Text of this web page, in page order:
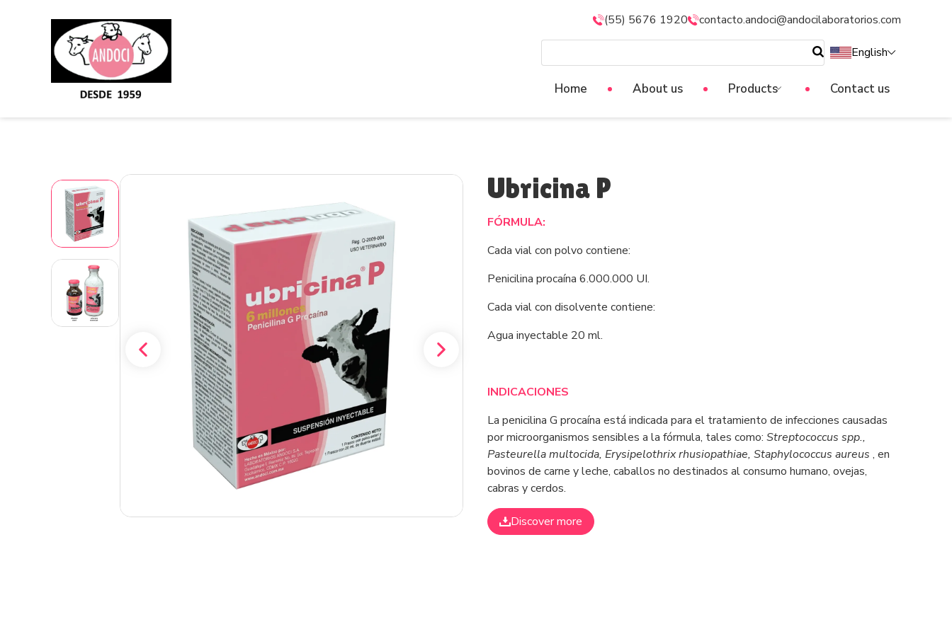
(55) 5676 1920 contacto.andoci@andocilaboratorios.com
English
Home About us Products Contact us
Ubricina P
FÓRMULA:
Cada vial con polvo contiene:
Penicilina procaína 6.000.000 UI.
Cada vial con disolvente contiene:
Agua inyectable 20 ml.
INDICACIONES
La penicilina G procaína está indicada para el tratamiento de infecciones causadas
por microorganismos sensibles a la fórmula, tales como: Streptococcus spp.,
Pasteurella multocida, Erysipelothrix rhusiopathiae, Staphylococcus aureus , en
bovinos de carne y leche, caballos no destinados al consumo humano, ovejas,
cabras y cerdos.
Discover more